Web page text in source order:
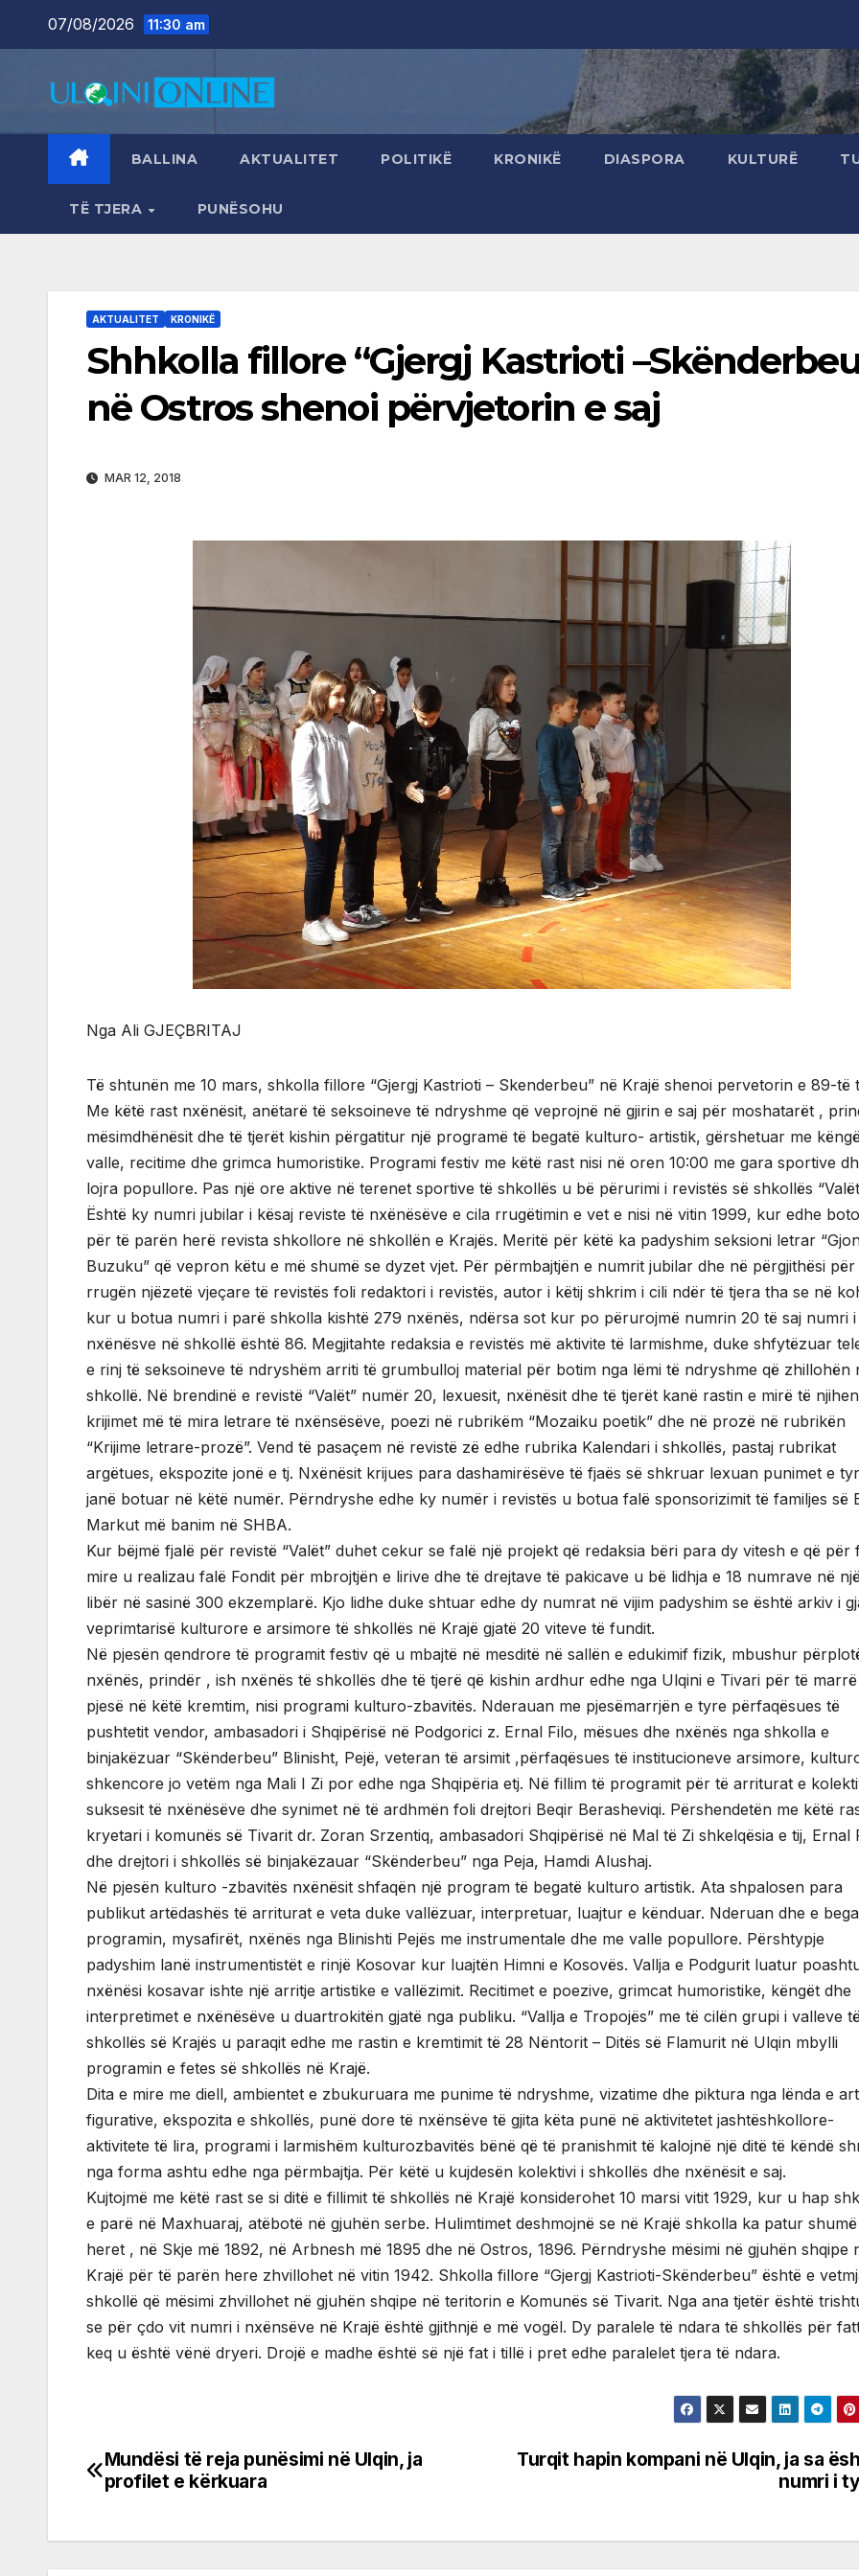
07/08/2026 11:30 am
BALLINA AKTUALITET POLITIKË KRONIKË DIASPORA KULTURË
TË TJERA PUNËSOHU
AKTUALITET KRONIKË
Shhkolla fillore “Gjergj Kastrioti
në Ostros shenoi përvjetorin e saj
MAR 12, 2018
Nga Ali GJEÇBRITAJ
Të shtunën me 10 mars, shkolla fillore “Gjergj Kastrioti – Skenderbeu” në Krajë shenoi pervetorin e 89-të
Me këtë rast nxënësit, anëtarë të seksoineve të ndryshme që veprojnë në gjirin e saj për moshatarët ,
mësimdhënësit dhe të tjerët kishin përgatitur një programë të begatë kulturo- artistik, gërshetuar me
valle, recitime dhe grimca humoristike. Programi festiv me këtë rast nisi në oren 10:00 me gara sportive
lojra popullore. Pas një ore aktive në terenet sportive të shkollës u bë përurimi i revistës së shkollës
Është ky numri jubilar i kësaj reviste të nxënësëve e cila rrugëtimin e vet e nisi në vitin 1999, kur edhe
për të parën herë revista shkollore në shkollën e Krajës. Meritë për këtë ka padyshim seksioni letrar
Buzuku” që vepron këtu e më shumë se dyzet vjet. Për përmbajtjën e numrit jubilar dhe në përgjithësi për
rrugën njëzetë vjeçare të revistës foli redaktori i revistës, autor i këtij shkrim i cili ndër të tjera tha se në
kur u botua numri i parë shkolla kishtë 279 nxënës, ndërsa sot kur po përurojmë numrin 20 të saj numri i
nxënësve në shkollë është 86. Megjitahte redaksia e revistës më aktivite të larmishme, duke shfytëzuar
e rinj të seksoineve të ndryshëm arriti të grumbulloj material për botim nga lëmi të ndryshme që zhillohën
shkollë. Në brendinë e revistë “Valët” numër 20, lexuesit, nxënësit dhe të tjerët kanë rastin e mirë të
krijimet më të mira letrare të nxënsësëve, poezi në rubrikëm “Mozaiku poetik” dhe në prozë në rubrikën
“Krijime letrare-prozë”. Vend të pasaçem në revistë zë edhe rubrika Kalendari i shkollës, pastaj rubrikat
argëtues, ekspozite jonë e tj. Nxënësit krijues para dashamirësëve të fjaës së shkruar lexuan punimet e
janë botuar në këtë numër. Përndryshe edhe ky numër i revistës u botua falë sponsorizimit të familjes së
Markut më banim në SHBA.
Kur bëjmë fjalë për revistë “Valët” duhet cekur se falë një projekt që redaksia bëri para dy vitesh e që për
mire u realizau falë Fondit për mbrojtjën e lirive dhe të drejtave të pakicave u bë lidhja e 18 numrave në një
libër në sasinë 300 ekzemplarë. Kjo lidhe duke shtuar edhe dy numrat në vijim padyshim se është arkiv i
veprimtarisë kulturore e arsimore të shkollës në Krajë gjatë 20 viteve të fundit.
Në pjesën qendrore të programit festiv që u mbajtë në mesditë në sallën e edukimif fizik, mbushur
nxënës, prindër , ish nxënës të shkollës dhe të tjerë që kishin ardhur edhe nga Ulqini e Tivari për të marrë
pjesë në këtë kremtim, nisi programi kulturo-zbavitës. Nderauan me pjesëmarrjën e tyre përfaqësues të
pushtetit vendor, ambasadori i Shqipërisë në Podgorici z. Ernal Filo, mësues dhe nxënës nga shkolla e
binjakëzuar “Skënderbeu” Blinisht, Pejë, veteran të arsimit ,përfaqësues të institucioneve arsimore,
shkencore jo vetëm nga Mali I Zi por edhe nga Shqipëria etj. Në fillim të programit për të arriturat e
suksesit të nxënësëve dhe synimet në të ardhmën foli drejtori Beqir Berasheviqi. Përshendetën me këtë
kryetari i komunës së Tivarit dr. Zoran Srzentiq, ambasadori Shqipërisë në Mal të Zi shkelqësia e tij, Ernal
dhe drejtori i shkollës së binjakëzauar “Skënderbeu” nga Peja, Hamdi Alushaj.
Në pjesën kulturo -zbavitës nxënësit shfaqën një program të begatë kulturo artistik. Ata shpalosen para
publikut artëdashës të arriturat e veta duke vallëzuar, interpretuar, luajtur e kënduar. Nderuan dhe e
programin, mysafirët, nxënës nga Blinishti Pejës me instrumentale dhe me valle popullore. Përshtypje
padyshim lanë instrumentistët e rinjë Kosovar kur luajtën Himni e Kosovës. Vallja e Podgurit luatur
nxënësi kosavar ishte një arritje artistike e vallëzimit. Recitimet e poezive, grimcat humoristike, këngët dhe
interpretimet e nxënësëve u duartrokitën gjatë nga publiku. “Vallja e Tropojës” me të cilën grupi i valleve të
shkollës së Krajës u paraqit edhe me rastin e kremtimit të 28 Nëntorit – Ditës së Flamurit në Ulqin mbylli
programin e fetes së shkollës në Krajë.
Dita e mire me diell, ambientet e zbukuruara me punime të ndryshme, vizatime dhe piktura nga lënda e
figurative, ekspozita e shkollës, punë dore të nxënsëve të gjita këta punë në aktivitetet jashtëshkollore-
aktivitete të lira, programi i larmishëm kulturozbavitës bënë që të pranishmit të kalojnë një ditë të këndë
nga forma ashtu edhe nga përmbajtja. Për këtë u kujdesën kolektivi i shkollës dhe nxënësit e saj.
Kujtojmë me këtë rast se si ditë e fillimit të shkollës në Krajë konsiderohet 10 marsi vitit 1929, kur u hap
e parë në Maxhuaraj, atëbotë në gjuhën serbe. Hulimtimet deshmojnë se në Krajë shkolla ka patur
heret , në Skje më 1892, në Arbnesh më 1895 dhe në Ostros, 1896. Përndryshe mësimi në gjuhën shqipe
Krajë për të parën here zhvillohet në vitin 1942. Shkolla fillore “Gjergj Kastrioti-Skënderbeu” është e
shkollë që mësimi zhvillohet në gjuhën shqipe në teritorin e Komunës së Tivarit. Nga ana tjetër është
se për çdo vit numri i nxënsëve në Krajë është gjithnjë e më vogël. Dy paralele të ndara të shkollës për
keq u është vënë dryeri. Drojë e madhe është së një fat i tillë i pret edhe paralelet tjera të ndara.
Post
Turqit hapin kompani në Ulqin, ja sa
numri i
Mundësi të reja punësimi në Ulqin, ja
profilet e kërkuara